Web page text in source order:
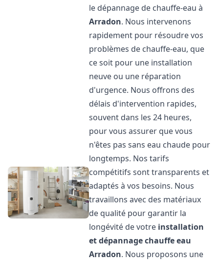
le dépannage de chauffe-eau à
Arradon. Nous intervenons
rapidement pour résoudre vos
problèmes de chauffe-eau, que
ce soit pour une installation
neuve ou une réparation
d'urgence. Nous offrons des
délais d'intervention rapides,
souvent dans les 24 heures,
pour vous assurer que vous
n'êtes pas sans eau chaude pour
longtemps. Nos tarifs
compétitifs sont transparents et
adaptés à vos besoins. Nous
travaillons avec des matériaux
de qualité pour garantir la
longévité de votre installation
et dépannage chauffe eau
Arradon. Nous proposons une